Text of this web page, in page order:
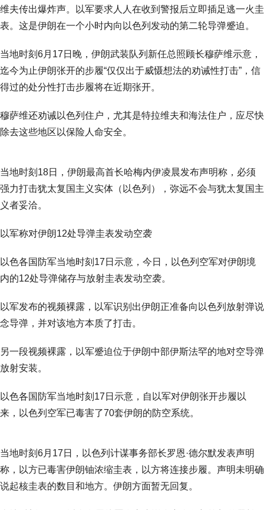
维夫传出爆炸声。以军要求人人在收到警报后立即插足逃一火圭
表。这是伊朗在一个小时内向以色列发动的第二轮导弹蹙迫。
当地时刻6月17日晚，伊朗武装队列新任总照顾长穆萨维示意，
迄今为止伊朗张开的步履“仅仅出于威慑想法的劝诫性打击”，信
得过的处分性打击步履将在近期张开。
穆萨维还劝诫以色列住户，尤其是特拉维夫和海法住户，应尽快
除去这些地区以保险人命安全。
当地时刻18日，伊朗最高首长哈梅内伊凌晨发布声明称，必须
强力打击犹太复国主义实体（以色列），弥远不会与犹太复国主
义者妥洽。
以军称对伊朗12处导弹圭表发动空袭
以色各国防军当地时刻17日示意，今日，以色列空军对伊朗境
内的12处导弹储存与放射圭表发动空袭。
以军发布的视频裸露，以军识别出伊朗正准备向以色列放射弹说
念导弹，并对该地方本质了打击。
另一段视频裸露，以军蹙迫位于伊朗中部伊斯法罕的地对空导弹
放射安装。
以色各国防军当地时刻17日示意，自以军对伊朗张开步履以
来，以色列空军已毒害了70套伊朗的防空系统。
当地时刻6月17日，以色列计谋事务部长罗恩·德尔默发表声明
称，以方已毒害伊朗铀浓缩圭表，以方将连接步履。声明未明确
说起核圭表的数目和地方。伊朗方面暂无回复。